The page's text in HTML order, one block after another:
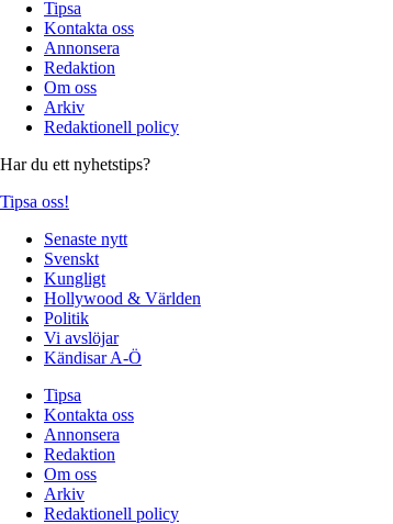
Tipsa
Kontakta oss
Annonsera
Redaktion
Om oss
Arkiv
Redaktionell policy
Har du ett nyhetstips?
Tipsa oss!
Senaste nytt
Svenskt
Kungligt
Hollywood & Världen
Politik
Vi avslöjar
Kändisar A-Ö
Tipsa
Kontakta oss
Annonsera
Redaktion
Om oss
Arkiv
Redaktionell policy